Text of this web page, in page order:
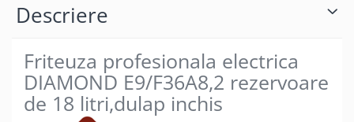
Descriere
Friteuza profesionala electrica
DIAMOND E9/F36A8,2 rezervoare
de 18 litri,dulap inchis